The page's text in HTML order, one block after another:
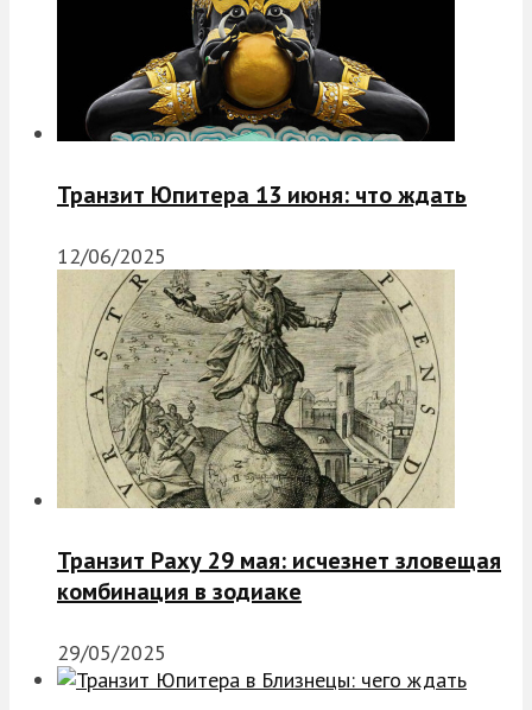
Транзит Юпитера 13 июня: что ждать
12/06/2025
Транзит Раху 29 мая: исчезнет зловещая
комбинация в зодиаке
29/05/2025